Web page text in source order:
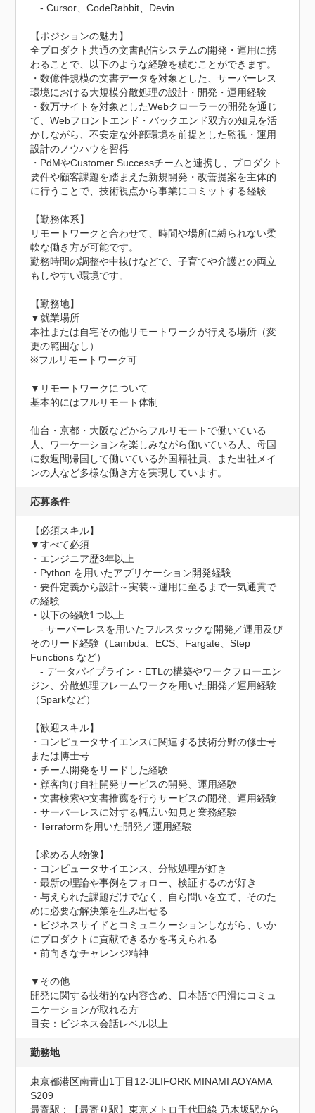
- Cursor、CodeRabbit、Devin
【ポジションの魅力】
全プロダクト共通の文書配信システムの開発・運用に携
わることで、以下のような経験を積むことができます。
・数億件規模の文書データを対象とした、サーバーレス
環境における大規模分散処理の設計・開発・運用経験
・数万サイトを対象としたWebクローラーの開発を通じ
て、Webフロントエンド・バックエンド双方の知見を活
かしながら、不安定な外部環境を前提とした監視・運用
設計のノウハウを習得
・PdMやCustomer Successチームと連携し、プロダクト
要件や顧客課題を踏まえた新規開発・改善提案を主体的
に行うことで、技術視点から事業にコミットする経験
【勤務体系】
リモートワークと合わせて、時間や場所に縛られない柔
軟な働き方が可能です。
勤務時間の調整や中抜けなどで、子育てや介護との両立
もしやすい環境です。
【勤務地】
▼就業場所
本社または自宅その他リモートワークが行える場所（変
更の範囲なし）
※フルリモートワーク可
▼リモートワークについて
基本的にはフルリモート体制
仙台・京都・大阪などからフルリモートで働いている
人、ワーケーションを楽しみながら働いている人、母国
に数週間帰国して働いている外国籍社員、また出社メイ
ンの人など多様な働き方を実現しています。
応募条件
【必須スキル】
▼すべて必須
・エンジニア歴3年以上
・Python を用いたアプリケーション開発経験
・要件定義から設計～実装～運用に至るまで一気通貫で
の経験
・以下の経験1つ以上
- サーバーレスを用いたフルスタックな開発／運用及び
そのリード経験（Lambda、ECS、Fargate、Step
Functions など）
- データパイプライン・ETLの構築やワークフローエン
ジン、分散処理フレームワークを用いた開発／運用経験
（Sparkなど）
【歓迎スキル】
・コンピュータサイエンスに関連する技術分野の修士号
または博士号
・チーム開発をリードした経験
・顧客向け自社開発サービスの開発、運用経験
・文書検索や文書推薦を行うサービスの開発、運用経験
・サーバーレスに対する幅広い知見と業務経験
・Terraformを用いた開発／運用経験
【求める人物像】
・コンピュータサイエンス、分散処理が好き
・最新の理論や事例をフォロー、検証するのが好き
・与えられた課題だけでなく、自ら問いを立て、そのた
めに必要な解決策を生み出せる
・ビジネスサイドとコミュニケーションしながら、いか
にプロダクトに貢献できるかを考えられる
・前向きなチャレンジ精神
▼その他
開発に関する技術的な内容含め、日本語で円滑にコミュ
ニケーションが取れる方
目安：ビジネス会話レベル以上
勤務地
東京都港区南青山1丁目12-3LIFORK MINAMI AOYAMA
S209
最寄駅：【最寄り駅】東京メトロ千代田線 乃木坂駅から